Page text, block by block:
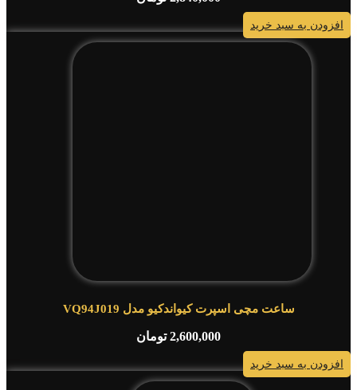
افزودن به سبد خرید
ساعت مچی اسپرت کیواندکیو مدل VQ94J019
2,600,000 تومان
افزودن به سبد خرید